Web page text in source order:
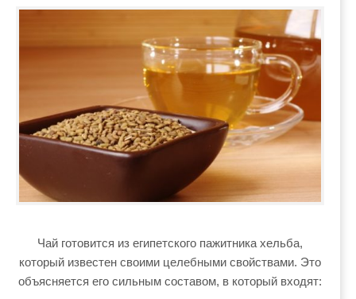
Чай готовится из египетского пажитника хельба,
который известен своими целебными свойствами. Это
объясняется его сильным составом, в который входят: